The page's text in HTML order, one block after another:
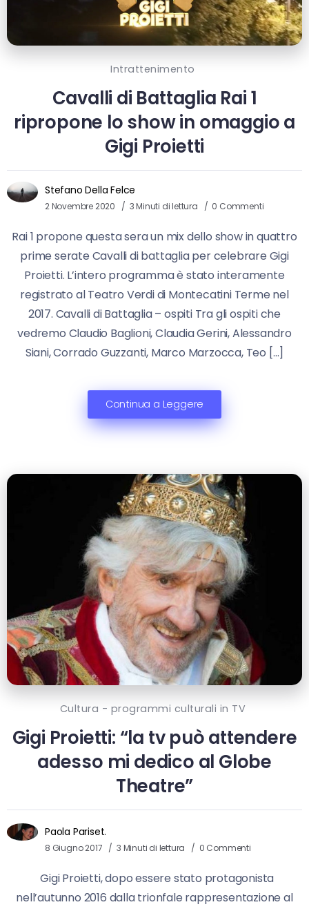
Intrattenimento
Cavalli di Battaglia Rai 1
ripropone lo show in omaggio a
Gigi Proietti
Stefano Della Felce
2 Novembre 2020 3 Minuti di lettura 0 Commenti
Rai 1 propone questa sera un mix dello show in quattro
prime serate Cavalli di battaglia per celebrare Gigi
Proietti. L’intero programma è stato interamente
registrato al Teatro Verdi di Montecatini Terme nel
2017. Cavalli di Battaglia – ospiti Tra gli ospiti che
vedremo Claudio Baglioni, Claudia Gerini, Alessandro
Siani, Corrado Guzzanti, Marco Marzocca, Teo […]
Continua a Leggere
Cultura - programmi culturali in TV
Gigi Proietti: “la tv può attendere
adesso mi dedico al Globe
Theatre”
Paola Pariset.
8 Giugno 2017 3 Minuti di lettura 0 Commenti
Gigi Proietti, dopo essere stato protagonista
nell’autunno 2016 dalla trionfale rappresentazione al